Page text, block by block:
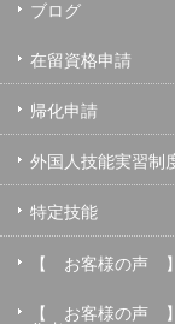
ブログ
在留資格申請
帰化申請
外国人技能実習制
特定技能
【 お客様の声 】
【 お客様の声